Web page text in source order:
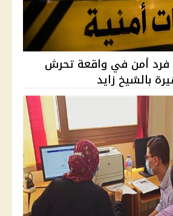
فرد أمن في واقعة تحرش
بالشيخ زايد